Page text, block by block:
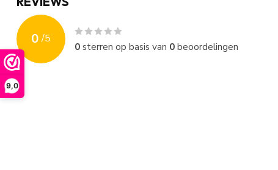
9,0
0 /5
0sterren op basis van 0beoordelingen